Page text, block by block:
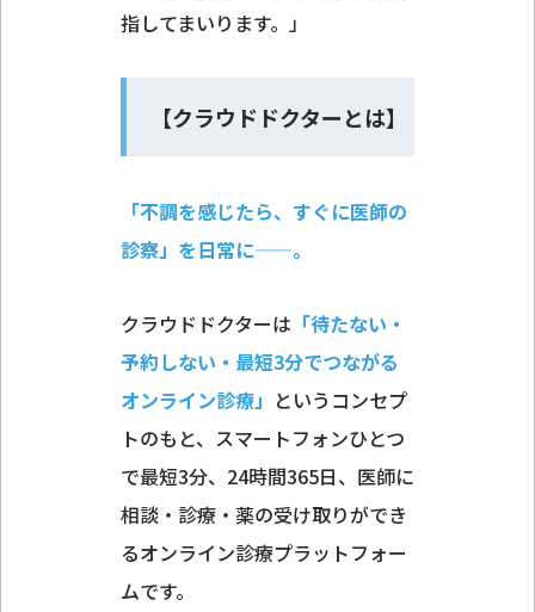
指してまいります。」
【クラウドドクターとは】
「不調を感じたら、すぐに医師の
診察」を日常に——。
クラウドドクターは 「待たない・
予約しない・最短3分でつながる
オンライン診療」 というコンセプ
トのもと、スマートフォンひとつ
で最短3分、24時間365日、医師に
相談・診療・薬の受け取りができ
るオンライン診療プラットフォー
ムです。